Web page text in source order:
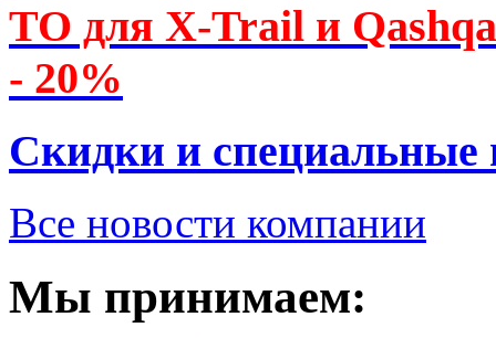
ТО для X-Trail и
- 20%
Скидки и специальные
Все новости компании
Мы принимаем: